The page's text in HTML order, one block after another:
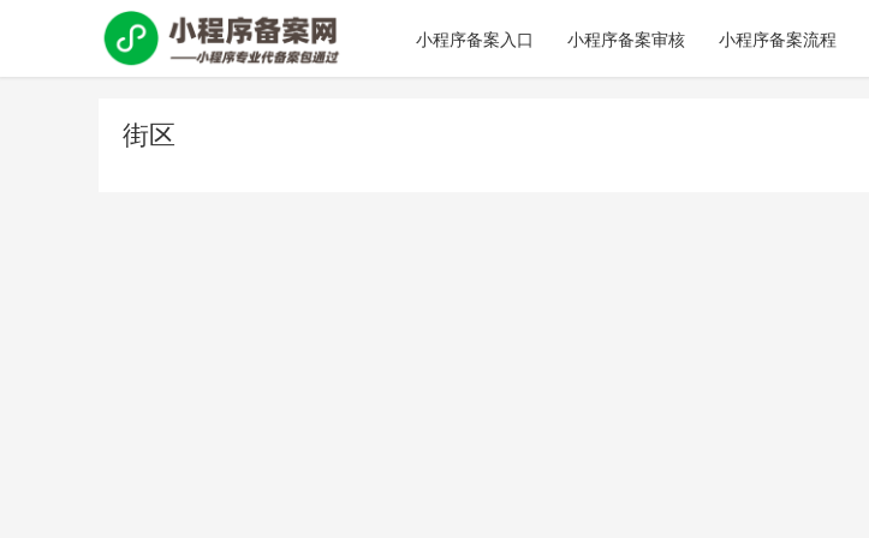
小程序备案入口 小程序备案审核 小程序备案流程
街区